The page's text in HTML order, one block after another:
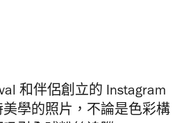
和伴侶創立的 Instagram
美學的照片，不論是色彩構